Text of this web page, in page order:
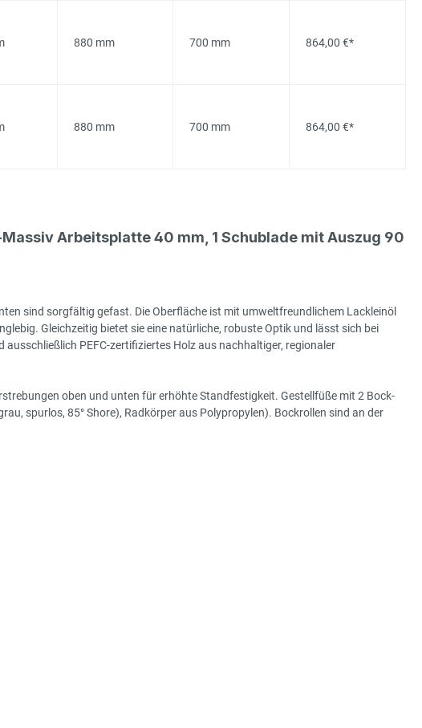
880 mm 700 mm 864,00 €*
880 mm 700 mm 864,00 €*
Arbeitsplatte 40 mm, 1 Schublade mit Auszug 90
sind sorgfältig gefast. Die Oberfläche ist mit umweltfreundlichem Lackleinöl
Gleichzeitig bietet sie eine natürliche, robuste Optik und lässt sich bei
PEFC-zertifiziertes Holz aus nachhaltiger, regionaler
oben und unten für erhöhte Standfestigkeit. Gestellfüße mit 2 Bock-
spurlos, 85° Shore), Radkörper aus Polypropylen). Bockrollen sind an der